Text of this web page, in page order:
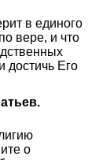
в единого
вере, и что
достичь Его
о